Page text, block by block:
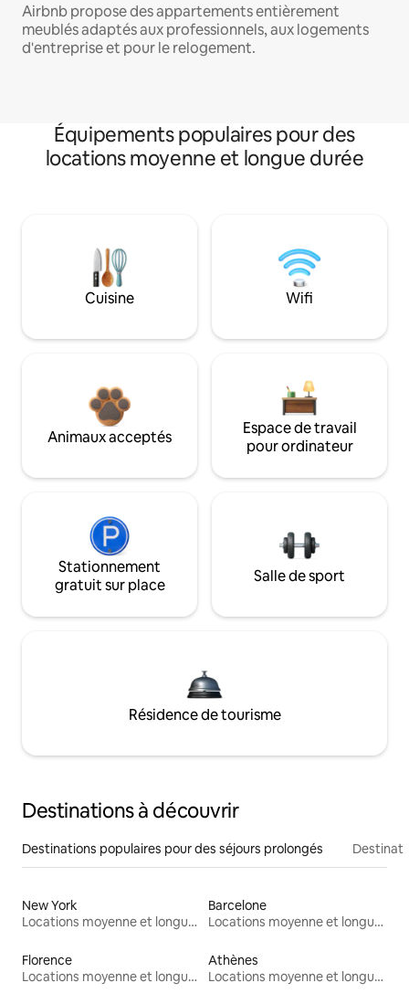
Airbnb propose des appartements entièrement
meublés adaptés aux professionnels, aux logements
d'entreprise et pour le relogement.
Équipements populaires pour des
locations moyenne et longue durée
Cuisine Wifi
Animaux acceptés
Espace de travail
pour ordinateur
Stationnement
gratuit sur place
Salle de sport
Résidence de tourisme
Destinations à découvrir
Destinations populaires pour des séjours prolongés
New York
Locations moyenne et longue durée
Barcelone
Locations moyenne et longue durée
Florence
Locations moyenne et longue durée
Athènes
Locations moyenne et longue durée